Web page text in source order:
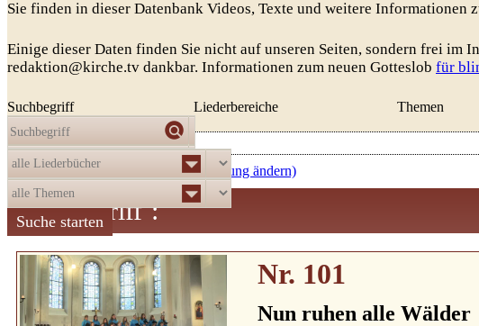
Sie finden in dieser Datenbank Videos, Texte und weitere Informationen
Einige dieser Daten finden Sie nicht auf unseren Seiten, sondern frei im
redaktion@kirche.tv dankbar. Informationen zum neuen Gotteslob für
Suchbegriff Liederbereiche Themen
Die Auswahlergab521Treffer:
aufsteigend nach Nummer (Sortierung ändern)
Suchbegriff :
Nr. 101
Nun ruhen alle Wälder